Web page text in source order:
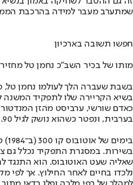
שמתערב מעבר למידה בהרכבת
חפשו תשובה בארכיון
מותו של בכיר השב"כ נחמן טל מחזיר
בשבת שעברה הלך לעולמו נחמן טל,
בשיא הקריירה שלו לתפקיד
כאדם שורשי, ערביסט מהזן
בערבית, ונפטר כשהוא נושק לגיל 90.
בשירות. במסגרת התפקיד נכלל גם
שאליה שעט האוטובוס. הוא התנגד
נלכדו בחיים לאחר החילוץ. אך לפי